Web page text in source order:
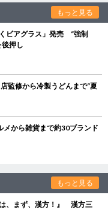
もっと見る
ビアグラス」発売 “強制
押し
監修から冷製うどんまで“夏
から雑貨まで約30ブランド
もっと見る
、まず、漢方！』 漢方三